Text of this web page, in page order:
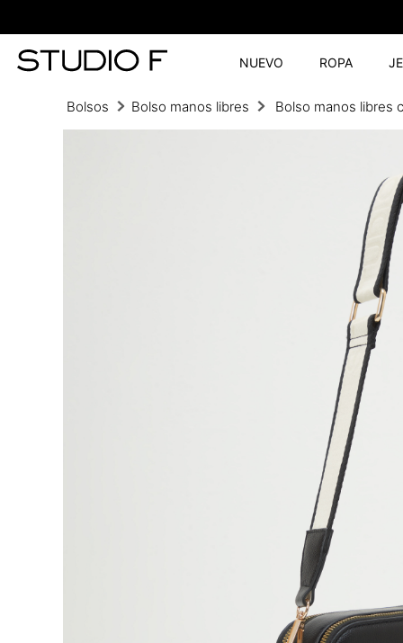
NUEVO ROPA
Bolsos Bolso manos libres Bolso manos libres